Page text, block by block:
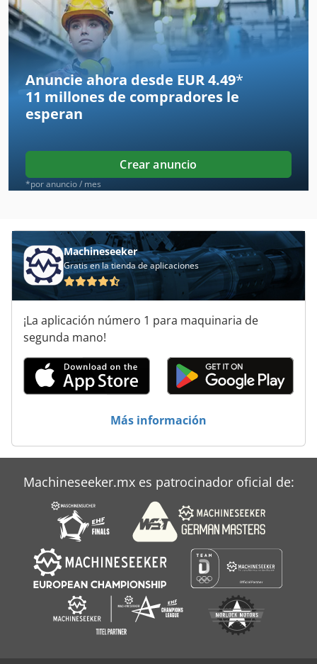
Bsh
Bwo
Equipo De Buceo
Espacio De Producción
Gb
Hacer Frente A
Maquina Para
Máquina De Bdsfor
Máquina De Carpintería
Máquina Lijadora De Borde
Sbf
Sfw
Tbm
Todos
Varios
Anuncie ahora desde EUR 4.49*
11 millones de compradores le
esperan
Crear anuncio
*por anuncio / mes
Machineseeker
Gratis en la tienda de aplicaciones
¡La aplicación número 1 para maquinaria de
segunda mano!
Más información
Machineseeker.mx es patrocinador oficial de: